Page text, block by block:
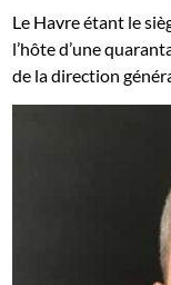
Le Havre étant le
l’hôte d’une
de la direction